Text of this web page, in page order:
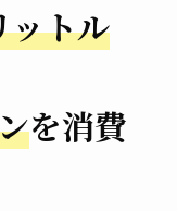
ットル
を消費